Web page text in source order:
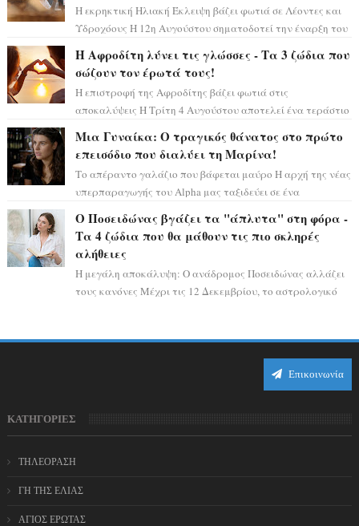
Η εκρηκτική Ηλιακή Έκλειψη βάζει φωτιά σε Λέοντες και
Υδροχόους Η 12η Αυγούστου σηματοδοτεί την έναρξη του
Η Αφροδίτη λύνει τις γλώσσες - Τα 3 ζώδια που
σώζουν τον έρωτά τους!
Η επιστροφή της Αφροδίτης βάζει φωτιά στις
αποκαλύψεις Η Τρίτη 4 Αυγούστου αποτελεί ένα τεράστιο
Μια Γυναίκα: Ο τραγικός θάνατος στο πρώτο
επεισόδιο που διαλύει τη Μαρίνα!
Το απέραντο γαλάζιο που βάφεται μαύρο Η αρχή της νέας
υπερπαραγωγής του Alpha μας ταξιδεύει σε ένα
Ο Ποσειδώνας βγάζει τα "άπλυτα" στη φόρα -
Τα 4 ζώδια που θα μάθουν τις πιο σκληρές
αλήθειες
Η μεγάλη αποκάλυψη: Ο ανάδρομος Ποσειδώνας αλλάζει
τους κανόνες Μέχρι τις 12 Δεκεμβρίου, το αστρολογικό
Επικοινωνία
ΚΑΤΗΓΟΡΙΕΣ
ΤΗΛΕΟΡΑΣΗ
ΓΗ ΤΗΣ ΕΛΙΑΣ
ΑΓΙΟΣ ΕΡΩΤΑΣ